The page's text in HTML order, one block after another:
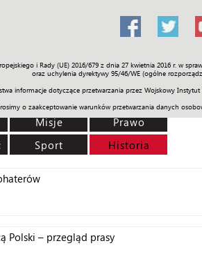
i Rady (UE) 2016/679 z dnia 27 kwietnia 2016 r. w
oraz uchylenia dyrektywy 95/46/WE (ogólne
informacje dotyczące przetwarzania przez Wojskowy
o zaakceptowanie warunków przetwarzania danych
Świat Społeczność Sport
Misje
Prawo
Sport Historia
Polski – przegląd prasy